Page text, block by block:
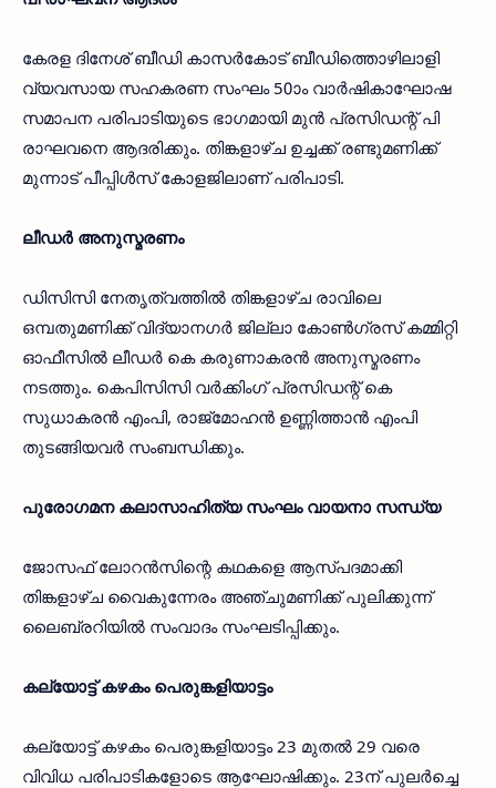
കേരള ദിനേശ് ബീഡി കാസര്‍കോട് ബീഡിത്തൊഴിലാളി
വ്യവസായ സഹകരണ സംഘം 50ാം വാര്‍ഷികാഘോഷ
സമാപന പരിപാടിയുടെ ഭാഗമായി മുന്‍ പ്രസിഡന്റ് പി
രാഘവനെ ആദരിക്കും. തിങ്കളാഴ്ച ഉച്ചക്ക് രണ്ടുമണിക്ക്
മുന്നാട് പീപ്പിള്‍സ് കോളജിലാണ് പരിപാടി.
ലീഡര്‍ അനുസ്മരണം
ഡിസിസി നേതൃത്വത്തില്‍ തിങ്കളാഴ്ച രാവിലെ
ഒമ്പതുമണിക്ക് വിദ്യാനഗര്‍ ജില്ലാ കോണ്‍ഗ്രസ് കമ്മിറ്റി
ഓഫീസില്‍ ലീഡര്‍ കെ കരുണാകരന്‍ അനുസ്മരണം
നടത്തും. കെപിസിസി വര്‍ക്കിംഗ് പ്രസിഡന്റ് കെ
സുധാകരന്‍ എംപി, രാജ്‌മോഹന്‍ ഉണ്ണിത്താന്‍ എംപി
തുടങ്ങിയവര്‍ സംബന്ധിക്കും.
പുരോഗമന കലാസാഹിത്യ സംഘം വായനാ സന്ധ്യ
ജോസഫ് ലോറന്‍സിന്റെ കഥകളെ ആസ്പദമാക്കി
തിങ്കളാഴ്ച വൈകുന്നേരം അഞ്ചുമണിക്ക് പുലിക്കുന്ന്
ലൈബ്രറിയില്‍ സംവാദം സംഘടിപ്പിക്കും.
കല്യോട്ട് കഴകം പെരുങ്കളിയാട്ടം
കല്യോട്ട് കഴകം പെരുങ്കളിയാട്ടം 23 മുതല്‍ 29 വരെ
വിവിധ പരിപാടികളോടെ ആഘോഷിക്കും. 23ന് പുലര്‍ച്ചെ